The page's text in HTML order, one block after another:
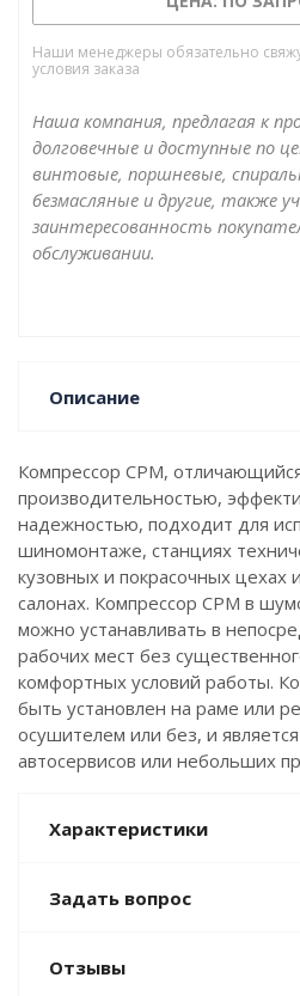
на раме или ресивере, со
или без, и является удачным
автосервисов или небольших
Наши менеджеры обязательно
условия заказа
Наша компания, предлагая к
долговечные и доступные по
винтовые, поршневые,
безмасляные и другие, также
заинтересованность
обслуживании.
Описание
Компрессор CPM,
производительностью,
надежностью, подходит для
шиномонтаже, станциях
кузовных и покрасочных цехах
салонах. Компрессор CPM в
можно устанавливать в
рабочих мест без
комфортных условий работы.
быть установлен на раме или
осушителем или без, и
автосервисов или небольших
Характеристики
Задать вопрос
Отзывы